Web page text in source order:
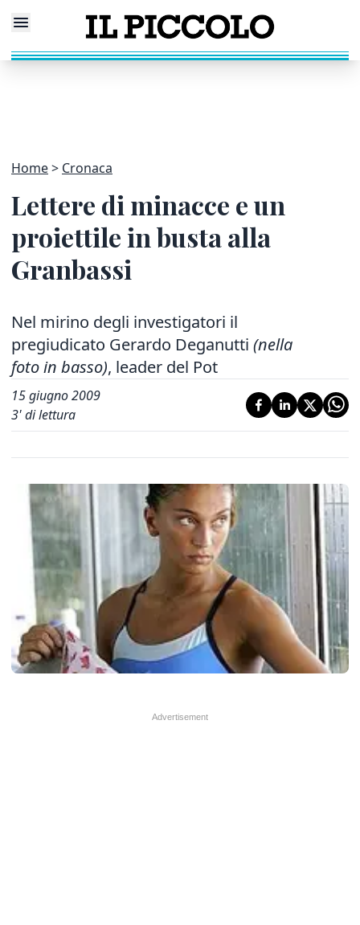
Home Cronaca
Lettere di minacce e un
proiettile in busta alla
Granbassi
Nel mirino degli investigatori il
pregiudicato Gerardo Deganutti (nella
foto in basso), leader del Pot
15 giugno 2009
3' di lettura